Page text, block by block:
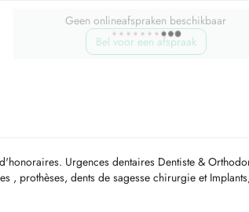
Geen onlineafspraken beschikbaar
Bel voor een afspraak
Urgences dentaires Dentiste &
, prothèses, dents de sagesse chirurgie et